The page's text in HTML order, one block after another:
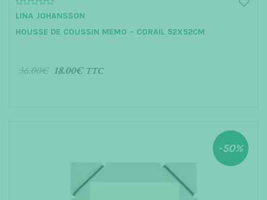
o
t
LINA JOHANSSON
HOUSSE DE COUSSIN MEMO – CORAIL 52X52CM
36.00€ 18.00€ TTC
-50%